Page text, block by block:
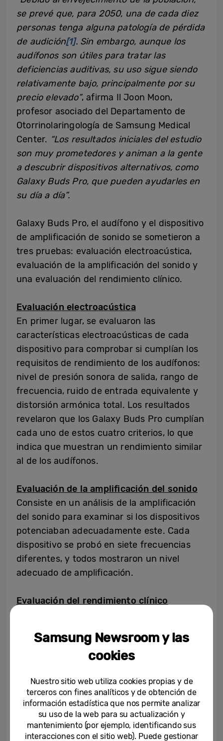
se prevé que, para 2050, una de cada diez
personas tenga alguna patología de pérdida
de audición[1]. Sin embargo, aunque los
audífonos son útiles para tratar las
deficiencias auditivas, su uso sigue siendo
relativamente bajo, principalmente por su
precio elevado”, afirma Il Joon Moon,
profesor asociado del Departamento de
Otorrinolaringología de Samsung Medical
Center. “Los resultados iniciales del estudio
son muy prometedores y animan a la gente
a descubrir dispositivos alternativos, como
Galaxy Buds Pro, que pueden ayudarles en
su día a día”.
Galaxy Buds Pro, el audífono y el dispositivo
de amplificación de sonido se sometieron a
tres pruebas: evaluación electroacústica,
evaluación de la amplificación del sonido y
una evaluación del rendimiento clínico.
Evaluación electroacústica
En primer lugar, se evaluaron las
características electroacústicas de cada
dispositivo para comprobar si cumplían los
requisitos de rendimiento de los audífonos:
nivel de presión sonora de salida, rango de
frecuencia, ruido de entrada equivalente y
distorsión armónica total. Los resultados
revelaron que los Galaxy Buds Pro cumplían
cada uno de estos cuatro criterios, lo que
indica que muestran un rendimiento similar
al de los audífonos.
Evaluación de la amplificación del sonido
Consiste en un análisis de la amplificación
del sonido para examinar si los dispositivos
potenciaban adecuadamente este. Cada
dispositivo se probó en siete frecuencias
diferentes, y todos mostraron un nivel
adecuado de amplificación.
Evaluación del rendimiento clínico
audición de los individuos, tanto con los
dispositivos como sin ellos, y su capacidad
participantes tenían una pérdida de
audición de leve a moderada, con una edad
media de 63 años. Se observó una
significación estadística a 1.000 Hz, 2.000
Samsung Newsroom y las
cookies
Nuestro sitio web utiliza cookies propias y de
terceros con fines analíticos y de obtención de
información estadística que nos permite analizar
su uso de la web para su actualización y
mantenimiento (por ejemplo, identificando sus
interacciones con el sitio web). Puede gestionar